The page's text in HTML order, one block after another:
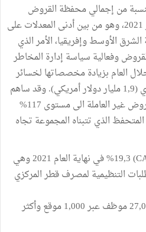
من إجمالي محفظة القروض
مستوى %2,3 كما في31 ديسمبر 2021، وهو من بين أدنى المعدلات على
الأوسط وإفريقيا، الأمر الذي
وفعالية سياسة إدارة المخاطر
العام بزيادة مخصصاتها لخسائر
القروض بمبلغ 7,1مليار ريال قطري (1,9 مليار دولار أمريكي). وقد ساهم
ذلك في وصول نسبة تغطية القروض غير العاملة الى مستوى 117%
الذي تتبناه المجموعة تجاه
بلغت نسبة كفاية رأس المال (CAR) %19,3 في نهاية العام 2021 وهي
التنظيمية لمصرف قطر المركزي
يعمل لدى المجموعة أكثر من 27,000 موظف عبر 1,000 موقع وأكثر